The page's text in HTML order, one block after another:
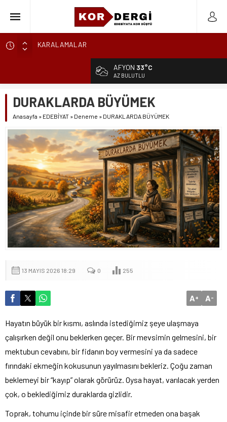
SÖZDE KALANLAR
LEYLA, AŞKIN ÖZNESİDİR
YIKILMAYAN GENÇLİK
BİR İKİNDİ HOMURTUSU
AKLANMAYAN GÜNAHLAR
BİR DAKİKA KALA
CAM TAVANLARIN ÖTESİNDE BİR KADININ EMEĞ
BAŞTAN BAŞLAYAMAM
AFYON 33°C
AZ BULUTLU
DURAKLARDA BÜYÜMEK
Anasayfa » EDEBİYAT » Deneme » DURAKLARDA BÜYÜMEK
13 MAYIS 2026 18:29 0 255
A+ A-
Hayatın büyük bir kısmı, aslında istediğimiz şeye ulaşmaya
çalışırken değil onu beklerken geçer. Bir mevsimin gelmesini, bir
mektubun cevabını, bir fidanın boy vermesini ya da sadece
fırındaki ekmeğin kokusunun yayılmasını bekleriz. Çoğu zaman
beklemeyi bir “kayıp” olarak görürüz. Oysa hayat, varılacak yerden
çok, o beklediğimiz duraklarda gizlidir.
Toprak, tohumu içinde bir süre misafir etmeden ona başak